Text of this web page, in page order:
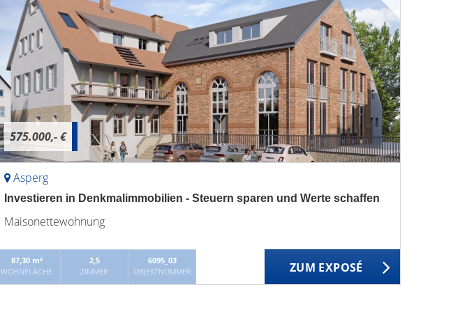
575.000,- €
Asperg
Investieren in Denkmalimmobilien - Steuern sparen und Werte schaffen
Maisonettewohnung
87,30 m²
WOHNFLÄCHE
2,5
ZIMMER
6095_03
OBJEKTNUMMER
ZUM EXPOSÉ